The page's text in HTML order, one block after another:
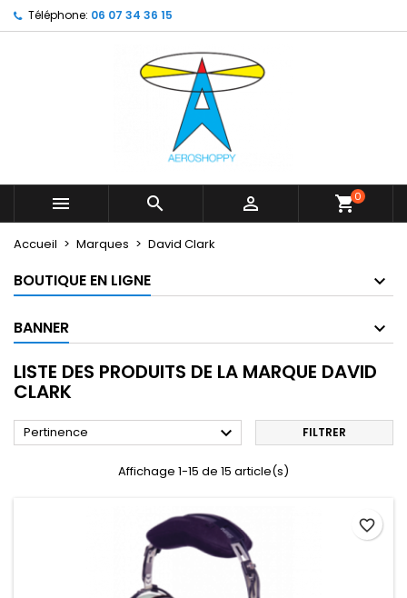
Téléphone: 06 07 34 36 15
   shopping_cart0
Accueil Marques David Clark
BOUTIQUE EN LIGNE
BANNER
LISTE DES PRODUITS DE LA MARQUE DAVID
CLARK
Pertinence  FILTRER
Affichage 1-15 de 15 article(s)
favorite_border
My wishlists ×
Create new list
((modalTitle)) ×
((confirmMessage))
((cancelText))
Créer une liste d'envies ×
Nom de la liste d'envies
Connexion ×
Vous devez être connecté pour ajouter des produits
Annuler